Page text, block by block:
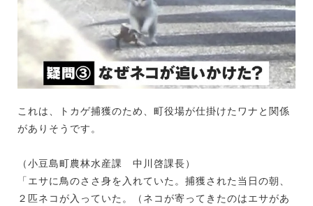
これは、トカゲ捕獲のため、町役場が仕掛けたワナと関係
がありそうです。
（小豆島町農林水産課 中川啓課長）
「エサに鳥のささ身を入れていた。捕獲された当日の朝、
２匹ネコが入っていた。（ネコが寄ってきたのはエサがあ